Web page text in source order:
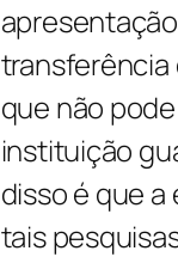
transferência
que não
instituição
disso é que
tais